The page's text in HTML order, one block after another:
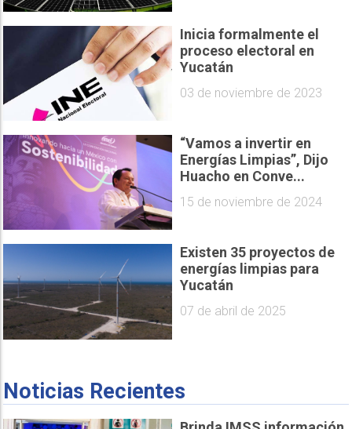
Inicia formalmente el
proceso electoral en
Yucatán
03 de noviembre de 2023
“Vamos a invertir en
Energías Limpias”, Dijo
Huacho en Conve...
15 de noviembre de 2024
Existen 35 proyectos de
energías limpias para
Yucatán
07 de abril de 2025
Noticias Recientes